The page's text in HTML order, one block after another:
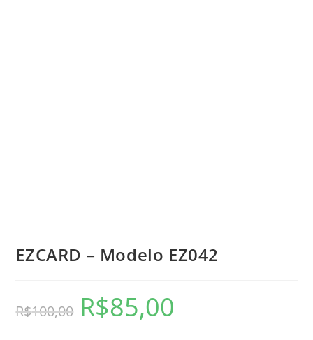
EZCARD – Modelo EZ042
R$100,00 R$85,00